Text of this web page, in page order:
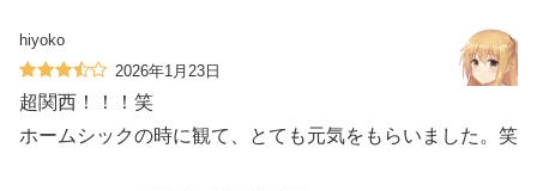
hiyoko
2026年1月23日
超関西！！！笑
ホームシックの時に観て、とても元気をもらいました。笑